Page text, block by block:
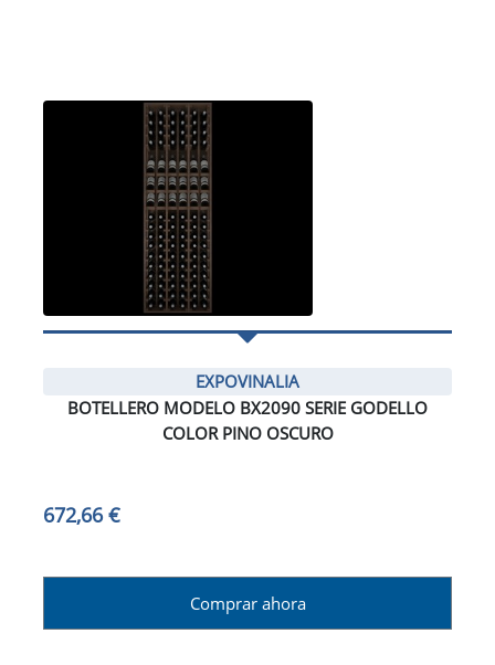
EXPOVINALIA
BOTELLERO MODELO BX2090 SERIE GODELLO
COLOR PINO OSCURO
672,66 €
Comprar ahora